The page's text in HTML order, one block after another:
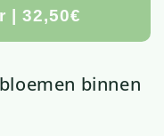
| 32,50€
binnen